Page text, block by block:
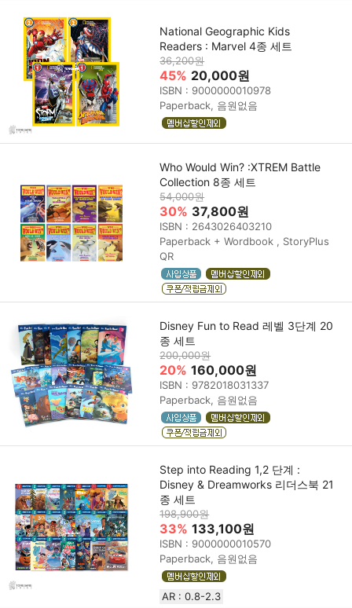
National Geographic Kids
Readers : Marvel 4종 세트
36,200원
45% 20,000원
ISBN : 9000000010978
Paperback, 음원없음
Who Would Win? :XTREM Battle
Collection 8종 세트
54,000원
30% 37,800원
ISBN : 2643026403210
Paperback + Wordbook , StoryPlus
QR
Disney Fun to Read 레벨 3단계 20
종 세트
200,000원
20% 160,000원
ISBN : 9782018031337
Paperback, 음원없음
Step into Reading 1,2 단계 :
Disney & Dreamworks 리더스북 21
종 세트
198,900원
33% 133,100원
ISBN : 9000000010570
Paperback, 음원없음
AR : 0.8-2.3